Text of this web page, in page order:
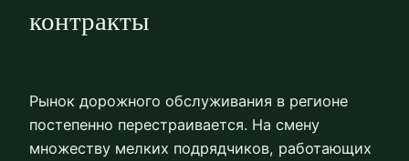
контракты
Рынок дорожного обслуживания в регионе
постепенно перестраивается. На смену
множеству мелких подрядчиков, работающих